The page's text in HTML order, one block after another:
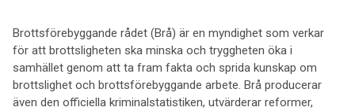
Brottsförebyggande rådet (Brå) är en myndighet som verkar
för att brottsligheten ska minska och tryggheten öka i
samhället genom att ta fram fakta och sprida kunskap om
brottslighet och brottsförebyggande arbete. Brå producerar
även den officiella kriminalstatistiken, utvärderar reformer,